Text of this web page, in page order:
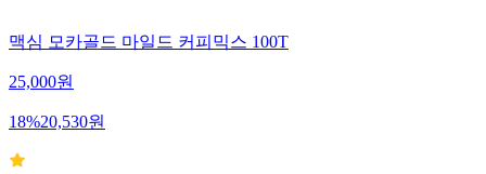
맥심 모카골드 마일드 커피믹스 100T
25,000원
18%20,530원